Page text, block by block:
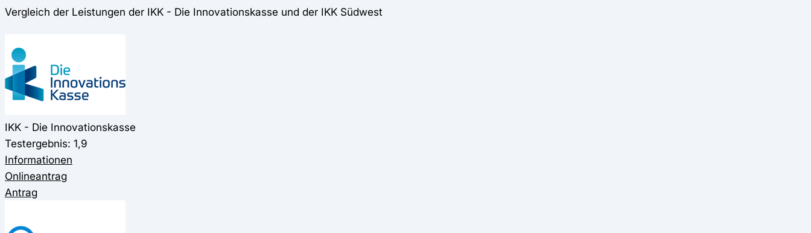
Vergleich der Leistungen der IKK - Die Innovationskasse und der IKK Südwest
IKK - Die Innovationskasse
Testergebnis: 1,9
Informationen
Onlineantrag
Antrag